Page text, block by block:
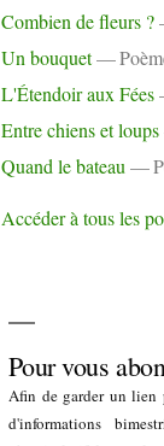
Combien de fleurs ?
Un bouquet
L'Étendoir aux Fées
Entre chiens et loups
Quand le bateau
Accéder à tous les
Pour vous
Afin de garder un lien
d'informations